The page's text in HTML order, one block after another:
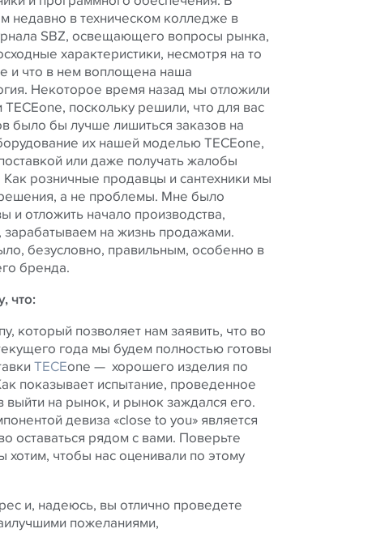
недавно в техническом колледже в
SBZ, освещающего вопросы рынка,
характеристики, несмотря на то
и что в нем воплощена наша
Некоторое время назад мы отложили
поскольку решили, что для вас
было бы лучше лишиться заказов на
их нашей моделью TECEone,
или даже получать жалобы
розничные продавцы и сантехники мы
а не проблемы. Мне было
и отложить начало производства,
на жизнь продажами.
безусловно, правильным, особенно в
бренда.
что:
который позволяет нам заявить, что во
года мы будем полностью готовы
TECEone — хорошего изделия по
показывает испытание, проведенное
выйти на рынок, и рынок заждался его.
девиза «close to you» является
оставаться рядом с вами. Поверьте
чтобы нас оценивали по этому
и, надеюсь, вы отлично проведете
пожеланиями,